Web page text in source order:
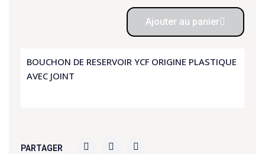
Ajouter au panier
BOUCHON DE RESERVOIR YCF ORIGINE PLASTIQUE
AVEC JOINT
PARTAGER